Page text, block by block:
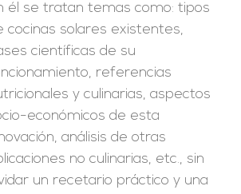
él se tratan temas como: tipos
cocinas solares existentes,
científicas de su
referencias
y culinarias, aspectos
económicos de esta
análisis de otras
no culinarias, etc., sin
un recetario práctico y una